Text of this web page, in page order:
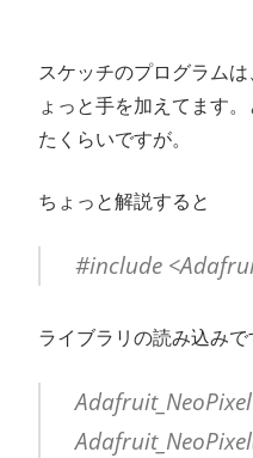
スケッチのプログラム
ょっと手を加えてます
たくらいですが。
ちょっと解説すると
#include
ライブラリの読み込みで